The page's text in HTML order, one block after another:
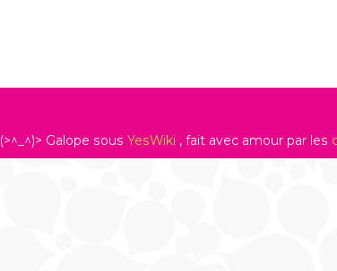
(>^_^)> Galope sous YesWiki , fait avec amour par les